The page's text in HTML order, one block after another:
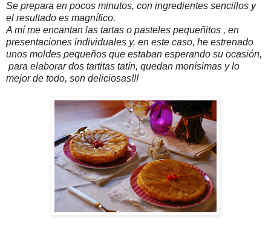
Se prepara en pocos minutos, con ingredientes sencillos y
el resultado es magnífico.
A mí me encantan las tartas o pasteles pequeñitos , en
presentaciones individuales y, en este caso, he estrenado
unos moldes pequeños que estaban esperando su ocasión,
para elaborar dos tartitas tatín, quedan monísimas y lo
mejor de todo, son deliciosas!!!